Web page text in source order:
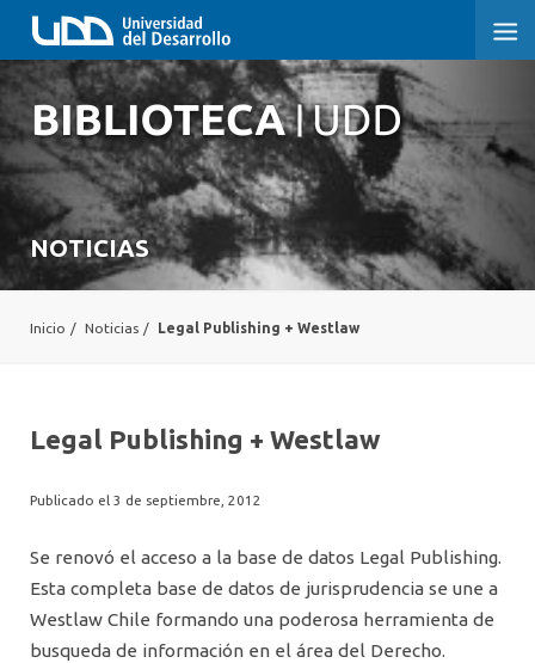
NOTICIAS
Inicio / Noticias / Legal Publishing + Westlaw
Legal Publishing + Westlaw
Publicado el 3 de septiembre, 2012
Se renovó el acceso a la base de datos Legal Publishing.
Esta completa base de datos de jurisprudencia se une a
Westlaw Chile formando una poderosa herramienta de
busqueda de información en el área del Derecho.